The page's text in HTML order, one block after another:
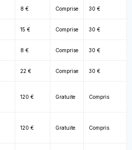
8 € Comprise 30 €
15 € Comprise 30 €
8 € Comprise 30 €
22 € Comprise 30 €
120 € Gratuite Compris
120 € Gratuite Compris